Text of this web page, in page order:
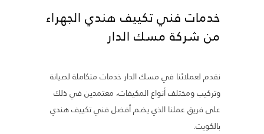
خدمات فني تكييف هندي الجهراء
من شركة مسك الدار
نقدم لعملائنا في مسك الدار خدمات متكاملة لصيانة
وتركيب ومختلف أنواع المكيفات، معتمدين في ذلك
على فريق عملنا الذي يضم أفضل فني تكييف هندي
بالكويت.